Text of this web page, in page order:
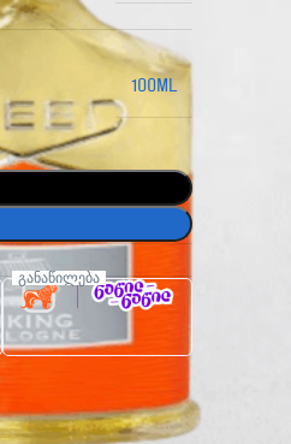
100ML
განაწილება